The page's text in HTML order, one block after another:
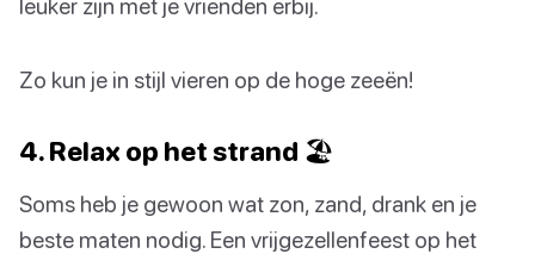
leuker zijn met je vrienden erbij.
Zo kun je in stijl vieren op de hoge zeeën!
4. Relax op het strand 🏖️
Soms heb je gewoon wat zon, zand, drank en je
beste maten nodig. Een vrijgezellenfeest op het